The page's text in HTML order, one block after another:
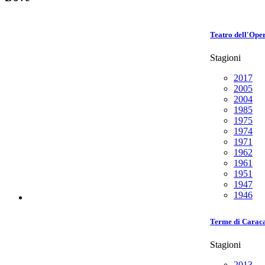
Teatro
Stagioni
2017
2005
2004
1985
1975
1974
1971
1962
1961
1951
1947
1946
Terme di
Stagioni